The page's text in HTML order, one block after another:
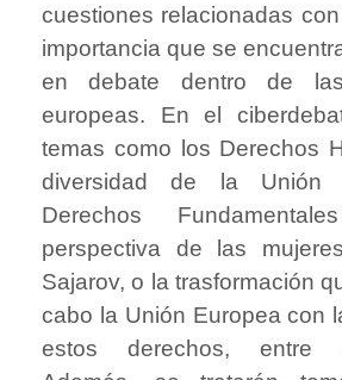
cuestiones relacionadas
importancia que se
en debate dentro de las
europeas. En el
temas como los Derechos
diversidad de la Unión
Derechos
perspectiva de las
Sajarov, o la trasformación
cabo la Unión Europea con
estos derechos, entre